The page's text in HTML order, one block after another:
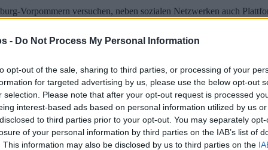
- Do Not Process My Personal Information
opt-out of the sale, sharing to third parties, or processing of your
for targeted advertising by us, please use the below opt-out
selection. Please note that after your opt-out request is processed
interest-based ads based on personal information utilized by us
to third parties prior to your opt-out. You may separately
of your personal information by third parties on the IAB’s list of
This information may also be disclosed by us to third parties on the
Vorpommern versuchen, neben sozialen Netzwerken auch
öffentlich zugänglich, aber für die Nutzung der
Polizei bei Bedarf in der Lage sein, die entsprechenden Angaben
wer mehr als zwei Millionen Nutzer vorweist. Nach Inkrafttreten
sind das nur die Eckdaten des Entwurfes. Das finale Gesetz kann
die Bundesratinitiative, dass sich Spieler künftig nicht hinter
(zur Quelle). Im vergangenen Jahr (2019) konnte man in